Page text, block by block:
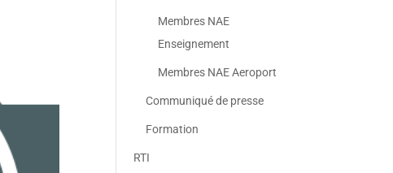
Membres NAE
Enseignement
Membres NAE Aeroport
Communiqué de presse
Formation
RTI